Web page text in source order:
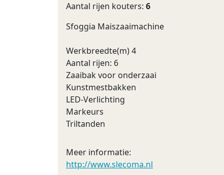
Aantal rijen kouters: 6
Sfoggia Maiszaaimachine
Werkbreedte(m) 4
Aantal rijen: 6
Zaaibak voor onderzaai
Kunstmestbakken
LED-Verlichting
Markeurs
Triltanden
Meer informatie:
http://www.slecoma.nl